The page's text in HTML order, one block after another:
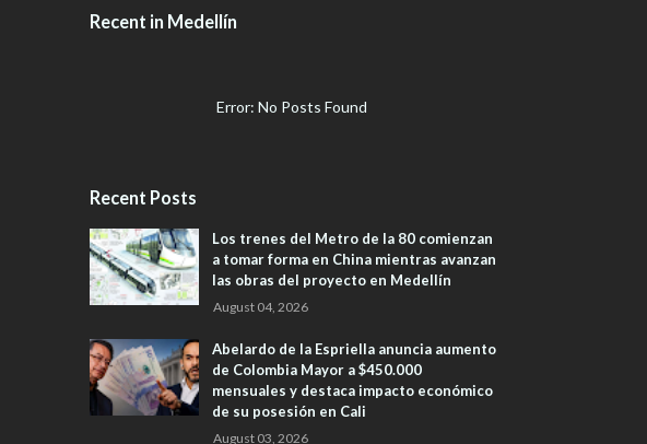
Recent in Medellín
Error: No Posts Found
Recent Posts
Los trenes del Metro de la 80 comienzan
a tomar forma en China mientras avanzan
las obras del proyecto en Medellín
August 04, 2026
Abelardo de la Espriella anuncia aumento
de Colombia Mayor a $450.000
mensuales y destaca impacto económico
de su posesión en Cali
August 03, 2026